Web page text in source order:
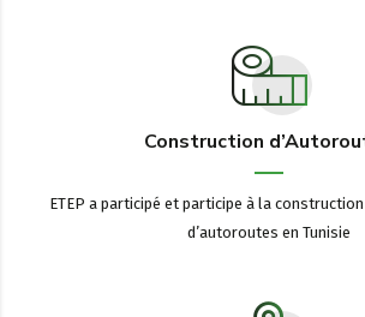
Construction
ETEP a participé et participe à la
d’autoroutes en Tunisie